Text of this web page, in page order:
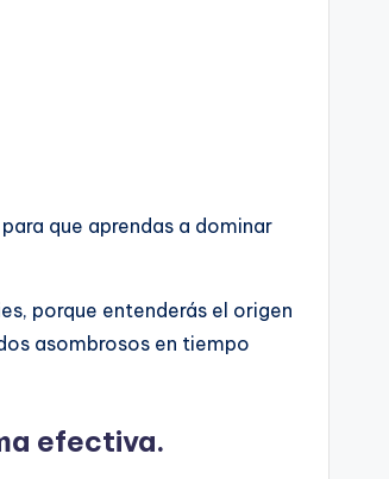
que aprendas a dominar
porque entenderás el origen
asombrosos en tiempo
efectiva.